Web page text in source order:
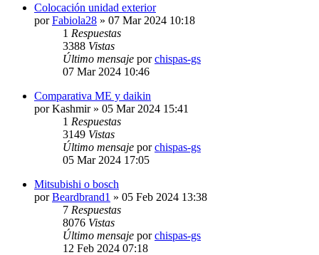
Colocación unidad exterior
porFabiola28 » 07 Mar 2024 10:18
1 Respuestas
3388 Vistas
Último mensaje porchispas-gs
07 Mar 2024 10:46
Comparativa ME y daikin
porKashmir» 05 Mar 2024 15:41
1 Respuestas
3149 Vistas
Último mensaje porchispas-gs
05 Mar 2024 17:05
Mitsubishi o bosch
porBeardbrand1 » 05 Feb 2024 13:38
7 Respuestas
8076 Vistas
Último mensaje porchispas-gs
12 Feb 2024 07:18